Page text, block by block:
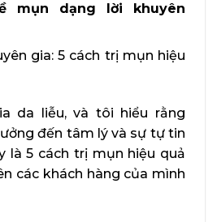
mụn dạng lời khuyên
gia: 5 cách trị mụn hiệu
da liễu, và tôi hiểu rằng
đến tâm lý và sự tự tin
là 5 cách trị mụn hiệu quả
các khách hàng của mình